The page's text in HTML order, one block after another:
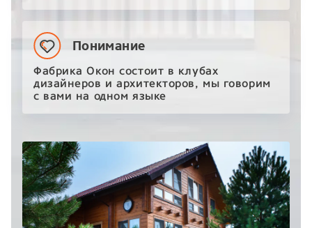
Понимание
Фабрика Окон состоит в клубах
дизайнеров и архитекторов, мы говорим
с вами на одном языке